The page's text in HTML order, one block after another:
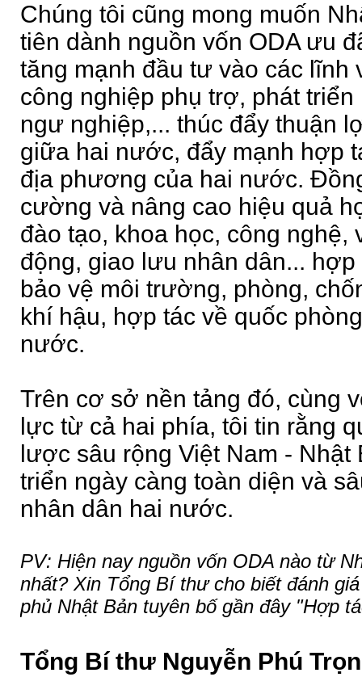
Chúng tôi cũng mong muốn
tiên dành nguồn vốn ODA ưu
tăng mạnh đầu tư vào các lĩnh
công nghiệp phụ trợ, phát
ngư nghiệp,... thúc đẩy thuận
giữa hai nước, đẩy mạnh hợp
địa phương của hai nước.
cường và nâng cao hiệu quả
đào tạo, khoa học, công nghệ,
động, giao lưu nhân dân...
bảo vệ môi trường, phòng,
khí hậu, hợp tác về quốc
nước.
Trên cơ sở nền tảng đó, cùng
lực từ cả hai phía, tôi tin rằng
lược sâu rộng Việt Nam - Nhật
triển ngày càng toàn diện và
nhân dân hai nước.
PV: Hiện nay nguồn vốn ODA nào từ
nhất? Xin Tổng Bí thư cho biết đánh
phủ Nhật Bản tuyên bố gần đây "Hợp
Tổng Bí thư Nguyễn Phú